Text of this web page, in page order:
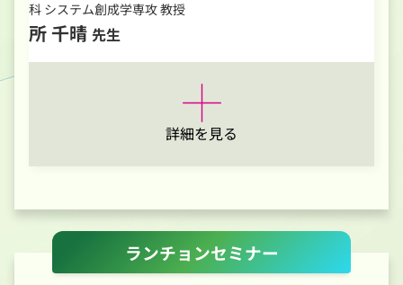
科 システム創成学専攻 教授
所 千晴 先生
詳細を見る
ランチョンセミナー